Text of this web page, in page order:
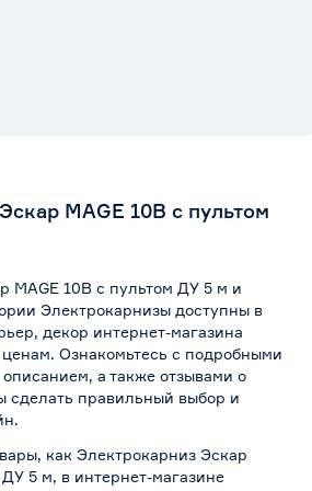
MAGE 10В с пультом
MAGE 10В с пультом ДУ 5 м и
Электрокарнизы доступны в
декор интернет-магазина
Ознакомьтесь с подробными
а также отзывами о
сделать правильный выбор и
как Электрокарниз Эскар
5 м, в интернет-магазине